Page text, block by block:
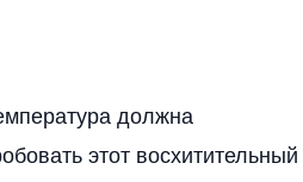
должна
этот восхитительный